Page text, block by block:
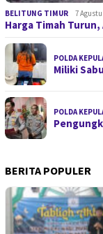
BELITUNG TIMUR 7
Harga Timah
POLDA
Miliki
POLDA
BERITA POPULER